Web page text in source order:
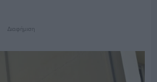
Διαφήμιση